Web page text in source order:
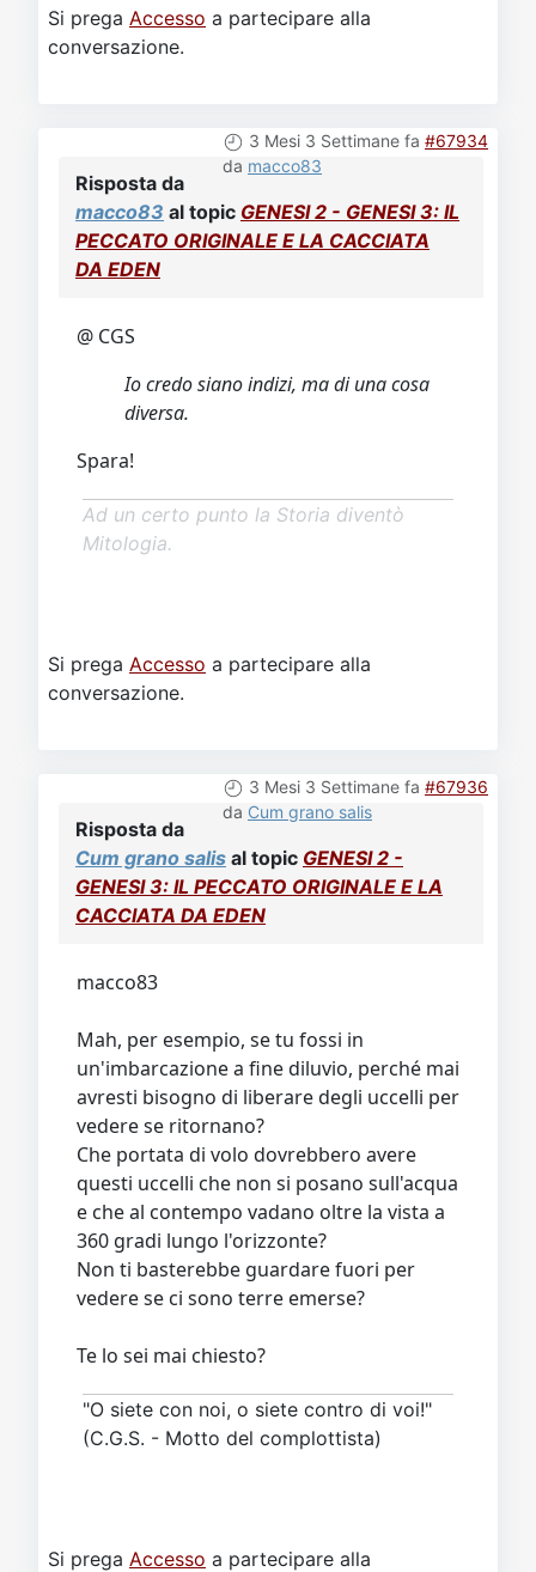
Si prega Accesso a partecipare alla
conversazione.
3 Mesi 3 Settimane fa #67934
da macco83
Risposta da
macco83 al topic GENESI 2 - GENESI 3: IL
PECCATO ORIGINALE E LA CACCIATA
DA EDEN
@ CGS
Io credo siano indizi, ma di una cosa
diversa.
Spara!
Ad un certo punto la Storia diventò
Mitologia.
Si prega Accesso a partecipare alla
conversazione.
3 Mesi 3 Settimane fa #67936
da Cum grano salis
Risposta da
Cum grano salis al topic GENESI 2 -
GENESI 3: IL PECCATO ORIGINALE E LA
CACCIATA DA EDEN
macco83
Mah, per esempio, se tu fossi in
un'imbarcazione a fine diluvio, perché mai
avresti bisogno di liberare degli uccelli per
vedere se ritornano?
Che portata di volo dovrebbero avere
questi uccelli che non si posano sull'acqua
e che al contempo vadano oltre la vista a
360 gradi lungo l'orizzonte?
Non ti basterebbe guardare fuori per
vedere se ci sono terre emerse?
Te lo sei mai chiesto?
"O siete con noi, o siete contro di voi!"
(C.G.S. - Motto del complottista)
Si prega Accesso a partecipare alla